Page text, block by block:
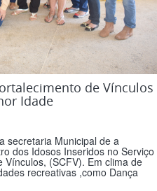
de Vínculos
Idade
secretaria Municipal de a
dos Idosos Inseridos no Serviço
(SCFV). Em clima de
recreativas ,como Dança